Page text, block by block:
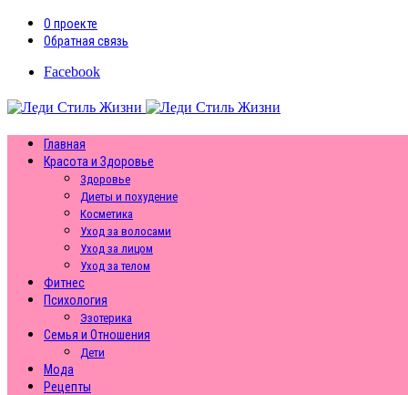
О проекте
Обратная связь
Facebook
Главная
Красота и Здоровье
Здоровье
Диеты и похудение
Косметика
Уход за волосами
Уход за лицом
Уход за телом
Фитнес
Психология
Эзотерика
Семья и Отношения
Дети
Мода
Рецепты